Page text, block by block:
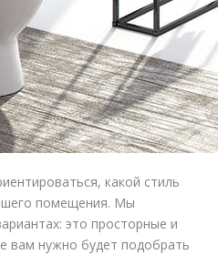
какой стиль
помещения. Мы
это просторные и
вам нужно будет подобрать